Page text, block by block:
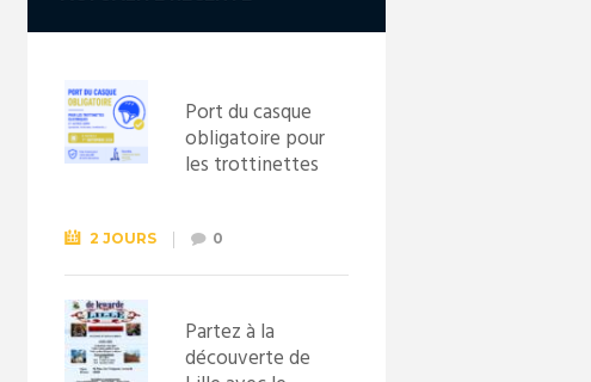
Port du casque
obligatoire pour
les trottinettes
septembre
2026
2 JOURS 0
Partez à la
découverte de